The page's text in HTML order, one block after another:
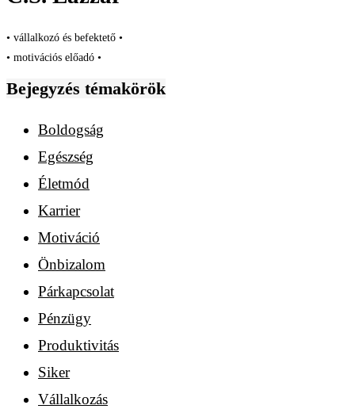
• vállalkozó és befektető •
• motivációs előadó •
Bejegyzés témakörök
Boldogság
Egészség
Életmód
Karrier
Motiváció
Önbizalom
Párkapcsolat
Pénzügy
Produktivitás
Siker
Vállalkozás